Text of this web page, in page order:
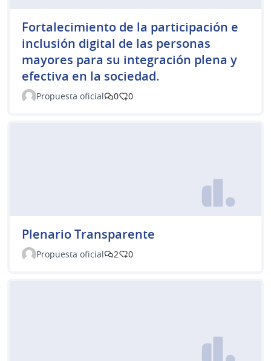
Fortalecimiento de la participación e
inclusión digital de las personas
mayores para su integración plena y
efectiva en la sociedad.
Propuesta oficial 0 0
Plenario Transparente
Propuesta oficial 2 0